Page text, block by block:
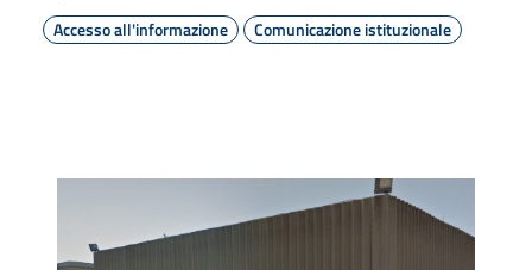
Accesso all'informazione
Comunicazione istituzionale